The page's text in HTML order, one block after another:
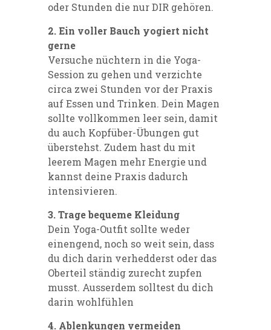
oder Stunden die nur DIR gehören.
2. Ein voller Bauch yogiert nicht
gerne
Versuche nüchtern in die Yoga-
Session zu gehen und verzichte
circa zwei Stunden vor der Praxis
auf Essen und Trinken. Dein Magen
sollte vollkommen leer sein, damit
du auch Kopfüber-Übungen gut
überstehst. Zudem hast du mit
leerem Magen mehr Energie und
kannst deine Praxis dadurch
intensivieren.
3. Trage bequeme Kleidung
Dein Yoga-Outfit sollte weder
einengend, noch so weit sein, dass
du dich darin verhedderst oder das
Oberteil ständig zurecht zupfen
musst. Ausserdem solltest du dich
darin wohlfühlen
4. Ablenkungen vermeiden